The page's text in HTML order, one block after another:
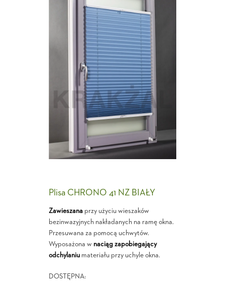
Plisa CHRONO 41 NZ BIAŁY
Zawieszanaprzy użyciu wieszaków
bezinwazyjnych nakładanych na ramę okna.
Przesuwana za pomocą uchwytów.
Wyposażona w naciąg zapobiegający
odchylaniumateriału przy uchyle okna.
DOSTĘPNA: